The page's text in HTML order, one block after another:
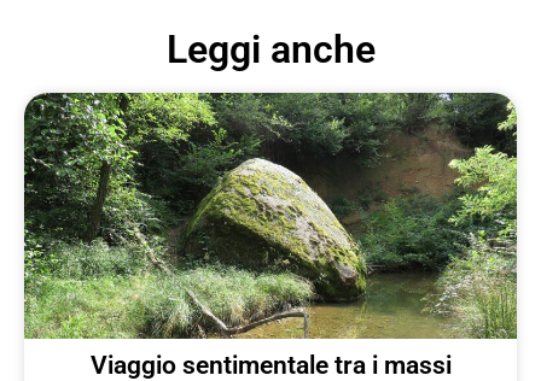
Leggi anche
Viaggio sentimentale tra i massi